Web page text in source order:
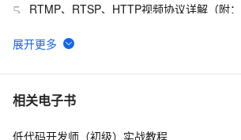
5
RTMP、RTSP、HTTP视频协议详解（附
6
【YOLOv8改进 - 注意力机制】Triplet
7 Python PIL远程命令执行漏洞复现(CVE-
新年快乐 ~
相关电子书
低代码开发师（初级）实战教程